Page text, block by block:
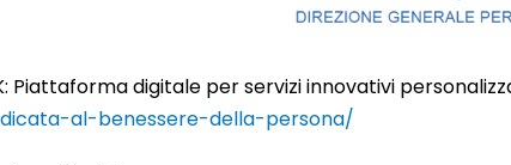
Piattaforma digitale per servizi innovativi
al-benessere-della-persona/